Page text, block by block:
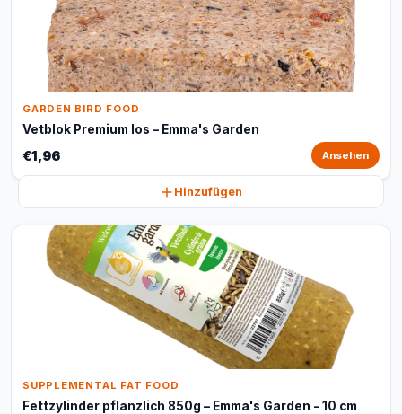
GARDEN BIRD FOOD
Vetblok Premium los – Emma's Garden
€1,96 Ansehen
Hinzufügen
SUPPLEMENTAL FAT FOOD
Fettzylinder pflanzlich 850g – Emma's Garden - 10 cm